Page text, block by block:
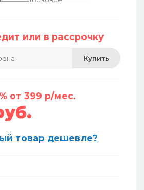
или в рассрочку
Купить
от 399 р/мес.
товар дешевле?